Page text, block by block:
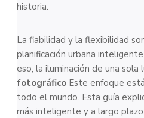
historia.
La fiabilidad y la flexibilidad
planificación urbana
eso, la iluminación de una sola
fotográfico Este enfoque
todo el mundo. Esta guía
más inteligente y a largo